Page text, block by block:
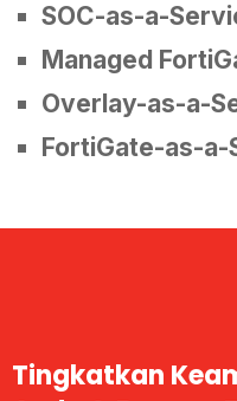
SOC-as-a-
Managed
Overlay-as-a-
FortiGate-as-a-
Tingkatkan